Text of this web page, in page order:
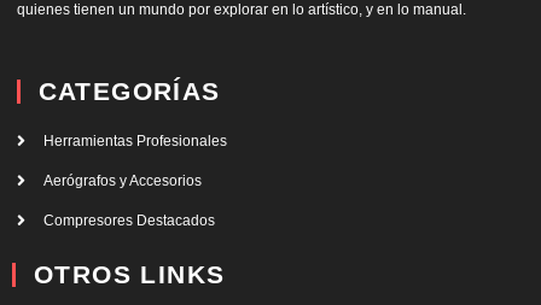
quienes tienen un mundo por explorar en lo artístico, y en lo manual.
CATEGORÍAS
Herramientas Profesionales
Aerógrafos y Accesorios
Compresores Destacados
OTROS LINKS